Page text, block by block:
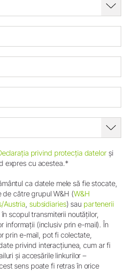
privind protecția datelorși
expres cu acestea.*
ca datele mele să fie stocate,
de către grupul W&H (W&H
Austria, subsidiaries) sau partenerii
în scopul transmiterii noutăților,
informații (inclusiv prin e-mail). În
prin e-mail, pot fi colectate,
privind interacțiunea, cum ar fi
și accesările linkurilor –
sens poate fi retras în orice